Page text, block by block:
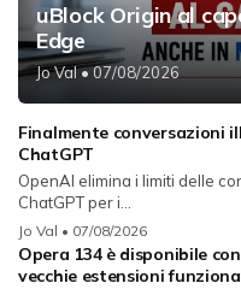
uBlock Origin al
Edge
Jo Val• 07/08/2026
Finalmente conversazioni
ChatGPT
OpenAI elimina i limiti delle
ChatGPT per i...
Jo Val • 07/08/2026
Opera 134 è disponibile
vecchie estensioni